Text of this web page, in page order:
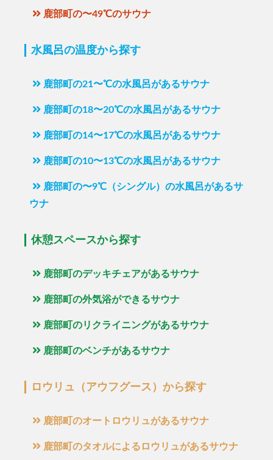
鹿部町の〜49℃のサウナ
水風呂の温度から探す
鹿部町の21〜℃の水風呂があるサウナ
鹿部町の18〜20℃の水風呂があるサウナ
鹿部町の14〜17℃の水風呂があるサウナ
鹿部町の10〜13℃の水風呂があるサウナ
鹿部町の〜9℃（シングル）の水風呂があるサ
ウナ
休憩スペースから探す
鹿部町のデッキチェアがあるサウナ
鹿部町の外気浴ができるサウナ
鹿部町のリクライニングがあるサウナ
鹿部町のベンチがあるサウナ
ロウリュ（アウフグース）から探す
鹿部町のオートロウリュがあるサウナ
鹿部町のタオルによるロウリュがあるサウナ